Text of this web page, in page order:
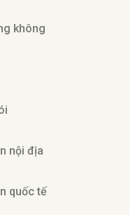
không
nội địa
quốc tế